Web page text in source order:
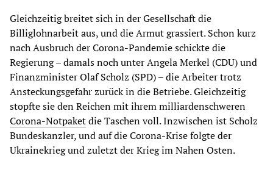
Gleichzeitig breitet sich in der Gesellschaft die
Billiglohnarbeit aus, und die Armut grassiert. Schon kurz
nach Ausbruch der Corona-Pandemie schickte die
Regierung – damals noch unter Angela Merkel (CDU) und
Finanzminister Olaf Scholz (SPD) – die Arbeiter trotz
Ansteckungsgefahr zurück in die Betriebe. Gleichzeitig
stopfte sie den Reichen mit ihrem milliardenschweren
Corona-Notpaketdie Taschen voll. Inzwischen ist Scholz
Bundeskanzler, und auf die Corona-Krise folgte der
Ukrainekrieg und zuletzt der Krieg im Nahen Osten.